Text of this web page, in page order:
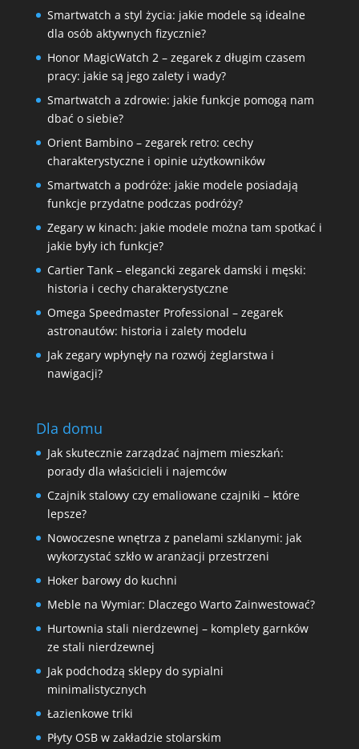
Smartwatch a styl życia: jakie modele są idealne
dla osób aktywnych fizycznie?
Honor MagicWatch 2 – zegarek z długim czasem
pracy: jakie są jego zalety i wady?
Smartwatch a zdrowie: jakie funkcje pomogą nam
dbać o siebie?
Orient Bambino – zegarek retro: cechy
charakterystyczne i opinie użytkowników
Smartwatch a podróże: jakie modele posiadają
funkcje przydatne podczas podróży?
Zegary w kinach: jakie modele można tam spotkać i
jakie były ich funkcje?
Cartier Tank – elegancki zegarek damski i męski:
historia i cechy charakterystyczne
Omega Speedmaster Professional – zegarek
astronautów: historia i zalety modelu
Jak zegary wpłynęły na rozwój żeglarstwa i
nawigacji?
Dla domu
Jak skutecznie zarządzać najmem mieszkań:
porady dla właścicieli i najemców
Czajnik stalowy czy emaliowane czajniki – które
lepsze?
Nowoczesne wnętrza z panelami szklanymi: jak
wykorzystać szkło w aranżacji przestrzeni
Hoker barowy do kuchni
Meble na Wymiar: Dlaczego Warto Zainwestować?
Hurtownia stali nierdzewnej – komplety garnków
ze stali nierdzewnej
Jak podchodzą sklepy do sypialni
minimalistycznych
Łazienkowe triki
Płyty OSB w zakładzie stolarskim